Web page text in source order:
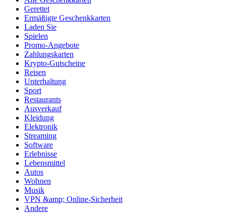
Gerettet
Ermäßigte Geschenkkarten
Laden Sie
Spielen
Promo-Angebote
Zahlungskarten
Krypto-Gutscheine
Reisen
Unterhaltung
Sport
Restaurants
Ausverkauf
Kleidung
Elektronik
Streaming
Software
Erlebnisse
Lebensmittel
Autos
Wohnen
Musik
VPN &amp; Online-Sicherheit
Andere